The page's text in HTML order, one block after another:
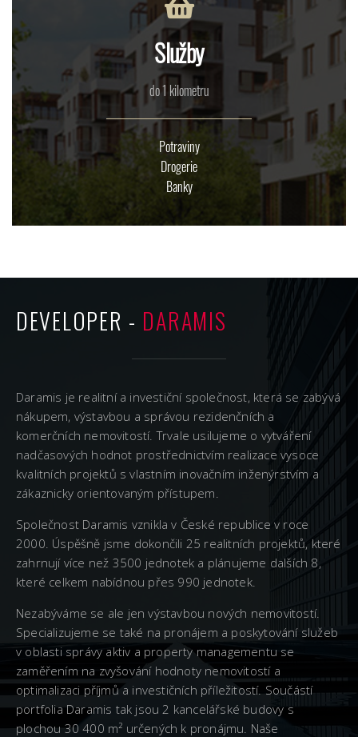
Služby
do 1 kilometru
Potraviny
Drogerie
Banky
DEVELOPER - DARAMIS
Daramis je realitní a investiční společnost, která se zabývá
nákupem, výstavbou a správou rezidenčních a
komerčních nemovitostí. Trvale usilujeme o vytváření
nadčasových hodnot prostřednictvím realizace vysoce
kvalitních projektů s vlastním inovačním inženýrstvím a
zákaznicky orientovaným přístupem.
Společnost Daramis vznikla v České republice v roce
2000. Úspěšně jsme dokončili 25 realitních projektů, které
zahrnují více než 3500 jednotek a plánujeme dalších 8,
které celkem nabídnou přes 990 jednotek.
Nezabýváme se ale jen výstavbou nových nemovitostí.
Specializujeme se také na pronájem a poskytování služeb
v oblasti správy aktiv a property managementu se
zaměřením na zvyšování hodnoty nemovitostí a
optimalizaci příjmů a investičních příležitostí. Součástí
portfolia Daramis tak jsou 2 kancelářské budovy s
plochou 30 400 m² určených k pronájmu. Naše